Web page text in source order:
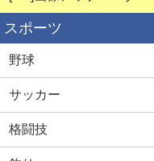
スポーツ
野球
サッカー
格闘技